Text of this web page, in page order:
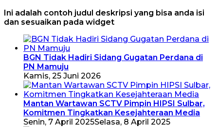
Ini adalah contoh judul deskripsi yang bisa anda isi
dan sesuaikan pada widget
BGN Tidak Hadiri Sidang Gugatan Perdana di
PN Mamuju
Kamis, 25 Juni 2026
Mantan Wartawan SCTV Pimpin HIPSI Sulbar,
Komitmen Tingkatkan Kesejahteraan Media
Senin, 7 April 2025Selasa, 8 April 2025